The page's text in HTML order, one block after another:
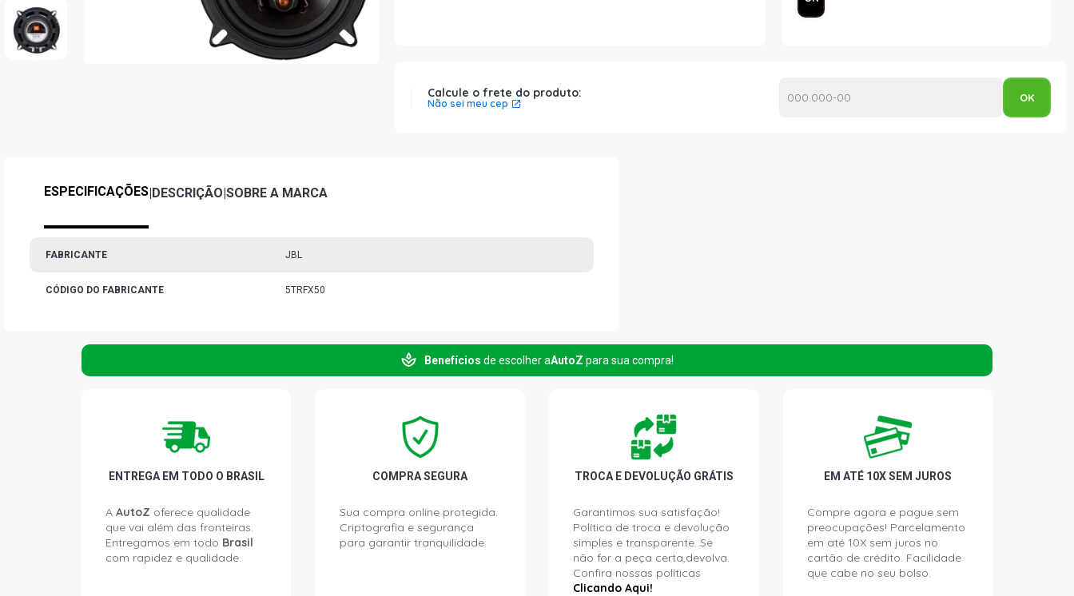
Calcule o frete do produto:
Não sei meu cep
ESPECIFICAÇÕES|DESCRIÇÃO|SOBRE A MARCA
FABRICANTE JBL
CÓDIGO DO FABRICANTE 5TRFX50
Benefícios de escolher aAutoZ para sua compra!
ENTREGA EM TODO O BRASIL
A AutoZ oferece qualidade
que vai além das fronteiras.
Entregamos em todo Brasil
com rapidez e qualidade.
COMPRA SEGURA
Sua compra online protegida.
Criptografia e segurança
para garantir tranquilidade.
TROCA E DEVOLUÇÃO GRÁTIS
Garantimos sua satisfação!
Política de troca e devolução
simples e transparente. Se
não for a peça certa,devolva.
Confira nossas políticas
Clicando Aqui!
EM ATÉ 10X SEM JUROS
Compre agora e pague sem
preocupações! Parcelamento
em até 10X sem juros no
cartão de crédito. Facilidade
que cabe no seu bolso.